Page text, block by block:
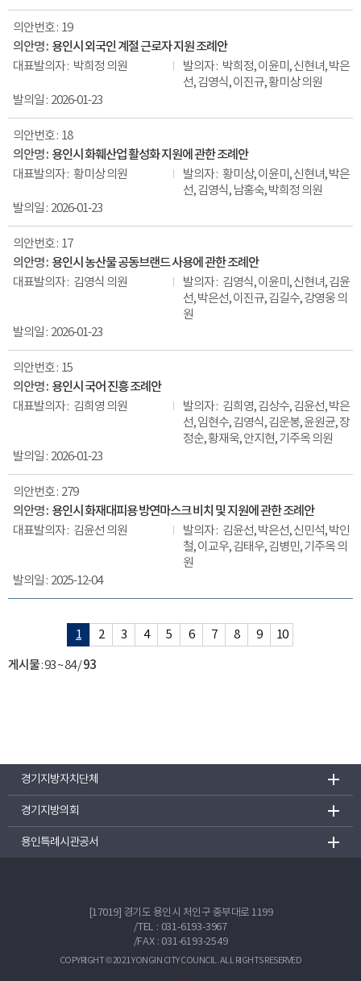
19
용인시 외국인 계절 근로자 지원 조례안
박희정 의원
박희정, 이윤미, 신현녀, 박은
선, 김영식, 이진규, 황미상 의원
2026-01-23
18
용인시 화훼산업 활성화 지원에 관한 조례안
황미상 의원
황미상, 이윤미, 신현녀, 박은
선, 김영식, 남홍숙, 박희정 의원
2026-01-23
17
용인시 농산물 공동브랜드 사용에 관한 조례안
김영식 의원
김영식, 이윤미, 신현녀, 김윤
선, 박은선, 이진규, 김길수, 강영웅 의
원
2026-01-23
15
용인시 국어 진흥 조례안
김희영 의원
김희영, 김상수, 김윤선, 박은
선, 임현수, 김영식, 김운봉, 윤원균, 장
정순, 황재욱, 안지현, 기주옥 의원
2026-01-23
279
용인시 화재대피용 방연마스크 비치 및 지원에 관한 조례안
김윤선 의원
김윤선, 박은선, 신민석, 박인
철, 이교우, 김태우, 김병민, 기주옥 의
원
2025-12-04
1 2 3 4 5 6 7 8 9 10
게시물:93 ~ 84/93
경기지방자치단체
경기지방의회
용인특례시관공서
[17019] 경기도 용인시 처인구 중부대로 1199
/TEL : 031-6193-3967
/FAX : 031-6193-2549
COPYRIGHT © 2021 YONGIN CITY COUNCIL. ALL RIGHTS RESERVED